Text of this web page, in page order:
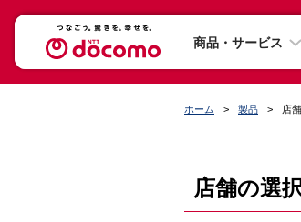
商品・サービス
ホーム 製品 店
店舗の選